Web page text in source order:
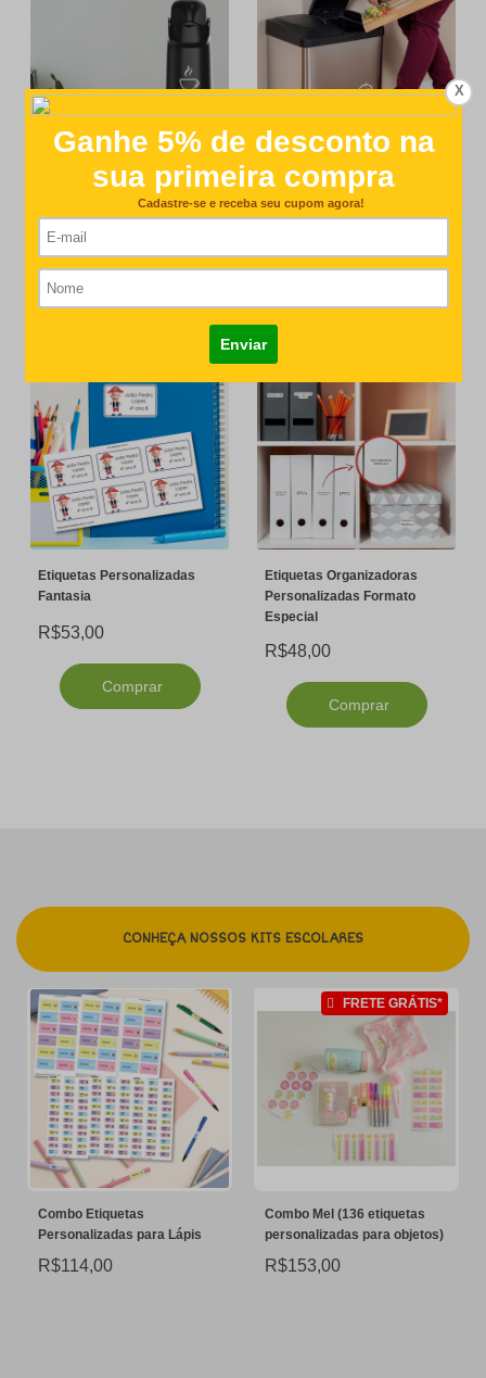
Kit Etiquetas para Garrafas
R$76,00
Kit Etiquetas para Lixeira
Etiquetas Personalizadas
Fantasia
R$53,00
Comprar
Etiquetas Organizadoras
Personalizadas Formato
Especial
R$48,00
Comprar
CONHEÇA NOSSOS KITS ESCOLARES
Combo Etiquetas
Personalizadas para Lápis
R$114,00
FRETE GRÁTIS*
Combo Mel (136 etiquetas
personalizadas para objetos)
R$153,00
X